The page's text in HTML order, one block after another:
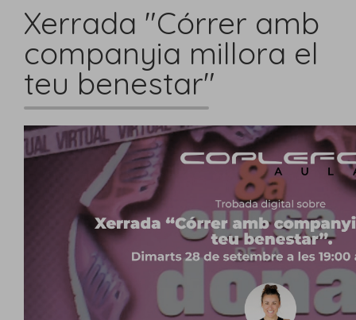
Xerrada "Córrer amb
companyia millora el
teu benestar"